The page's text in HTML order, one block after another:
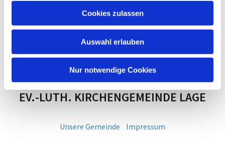
Cookies zulassen
Auswahl erlauben
Nur notwendige Cookies
EV.-LUTH. KIRCHENGEMEINDE LAGE
Unsere Gemeinde Impressum